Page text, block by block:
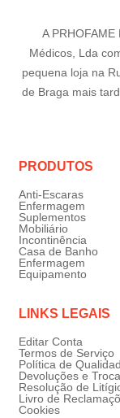
A
Médicos, Lda
pequena loja na
de Braga mais
PRODUTOS
Anti-Escaras
Enfermagem
Suplementos
Mobiliário
Incontinência
Casa de Banho
Enfermagem
Equipamento
LINKS LEGAIS
Editar Conta
Termos de Serviço
Política de
Devoluções e
Resolução de
Livro de
Cookies